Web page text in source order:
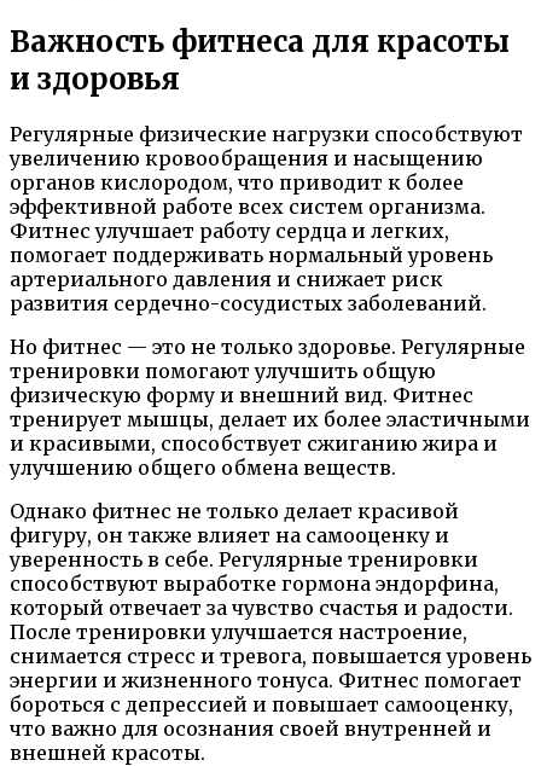
Важность фитнеса для красоты
и здоровья
Регулярные физические нагрузки способствуют
увеличению кровообращения и насыщению
органов кислородом, что приводит к более
эффективной работе всех систем организма.
Фитнес улучшает работу сердца и легких,
помогает поддерживать нормальный уровень
артериального давления и снижает риск
развития сердечно-сосудистых заболеваний.
Но фитнес — это не только здоровье. Регулярные
тренировки помогают улучшить общую
физическую форму и внешний вид. Фитнес
тренирует мышцы, делает их более эластичными
и красивыми, способствует сжиганию жира и
улучшению общего обмена веществ.
Однако фитнес не только делает красивой
фигуру, он также влияет на самооценку и
уверенность в себе. Регулярные тренировки
способствуют выработке гормона эндорфина,
который отвечает за чувство счастья и радости.
После тренировки улучшается настроение,
снимается стресс и тревога, повышается уровень
энергии и жизненного тонуса. Фитнес помогает
бороться с депрессией и повышает самооценку,
что важно для осознания своей внутренней и
внешней красоты.